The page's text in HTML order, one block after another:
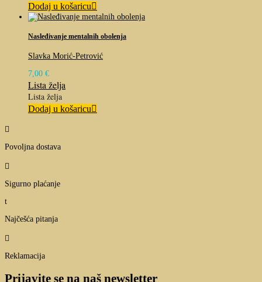
Dodaj u košaricu
Nasleđivanje mentalnih obolenja
Slavka Morić-Petrović
7,00 €
Lista želja
Lista želja
Dodaj u košaricu

Povoljna dostava

Sigurno plaćanje
t
Najčešća pitanja

Reklamacija
Prijavite se na naš newsletter